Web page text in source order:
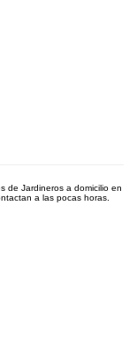
de Jardineros a domicilio en
a las pocas horas.